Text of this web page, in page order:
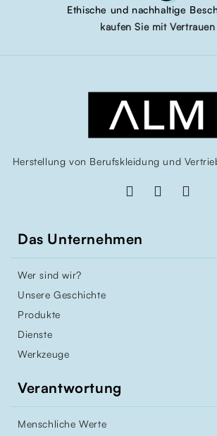
Ethische und nachhaltige
kaufen Sie mit Vertrauen
Herstellung von Berufskleidung und
Das Unternehmen
Wer sind wir?
Unsere Geschichte
Produkte
Dienste
Werkzeuge
Verantwortung
Menschliche Werte